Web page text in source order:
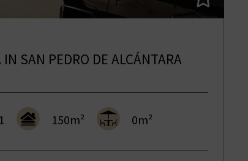
SAN PEDRO DE ALCÁNTARA
1 150m² 0m²